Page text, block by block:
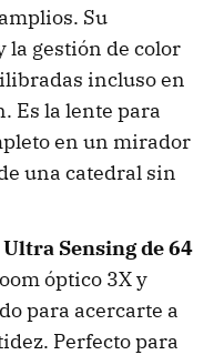
Su
la gestión de color
incluso en
Es la lente para
en un mirador
una catedral sin
Sensing de 64
óptico 3X y
para acercarte a
Perfecto para